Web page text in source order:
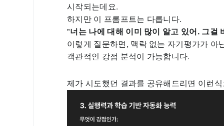
시작되는데요.
하지만 이 프롬프트는 다릅니다.
"너는 나에 대해 이미 많이 알고 있어. 그걸
이렇게 질문하면, 맥락 없는 자기평가가 아
객관적인 강점 분석이 가능합니다.
제가 시도했던 결과를 공유해드리면 이런